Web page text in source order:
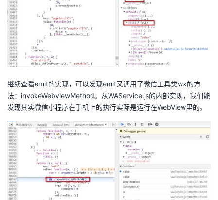
继续查看emit的实现，可以发现emit又调用了微信工具类wx的方
法：invokeWebviewMethod。从WAService.js的内部实现，我们能
发现其实微信小程序在手机上的执行实际是运行在WebView里的。